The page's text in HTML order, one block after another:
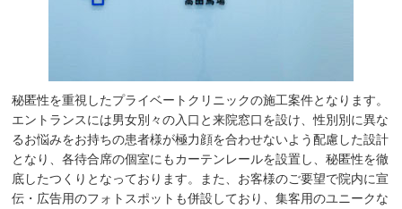
秘匿性を重視したプライベートクリニックの施工案件となります。
エントランスには男女別々の入口と来院窓口を設け、性別別に異な
るお悩みをお持ちの患者様が極力顔を合わせないよう配慮した設計
となり、各待合席の個室にもカーテンレールを設置し、秘匿性を徹
底したつくりとなっております。また、お客様のご要望で院内に宣
伝・広告用のフォトスポットも併設しており、集客用のユニークな